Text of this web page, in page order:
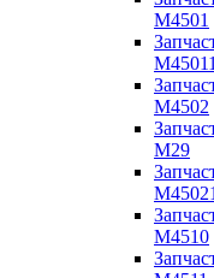
M4501
M45011
M4502
M29
M45021
M4510